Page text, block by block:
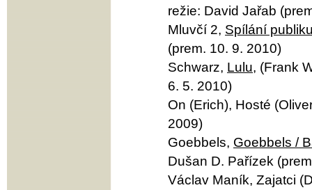
režie: David Jařab
Mluvčí 2, Spílání
(prem. 10. 9. 2010)
Schwarz, Lulu, (Frank
6. 5. 2010)
On (Erich), Hosté
2009)
Goebbels, Goebbels /
Dušan D. Pařízek
Václav Maník, Zajatci